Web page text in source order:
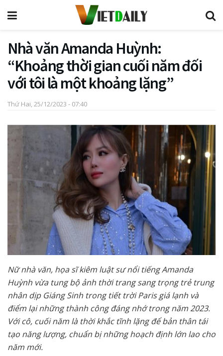
Nhà văn Amanda Huỳnh:
“Khoảng thời gian cuối năm đối
với tôi là một khoảng lặng”
Thứ Hai, 25/12/2023 - 07:40
Nữ nhà văn, họa sĩ kiêm luật sư nổi tiếng Amanda
Huỳnh vừa tung bộ ảnh thời trang sang trọng trẻ trung
nhân dịp Giáng Sinh trong tiết trời Paris giá lạnh và
điểm lại những thành công đáng nhớ trong năm 2023.
Với cô, cuối năm là thời khắc tĩnh lặng để bản thân tái
tạo năng lượng, chuẩn bị những hoạch định lớn lao cho
năm mới.